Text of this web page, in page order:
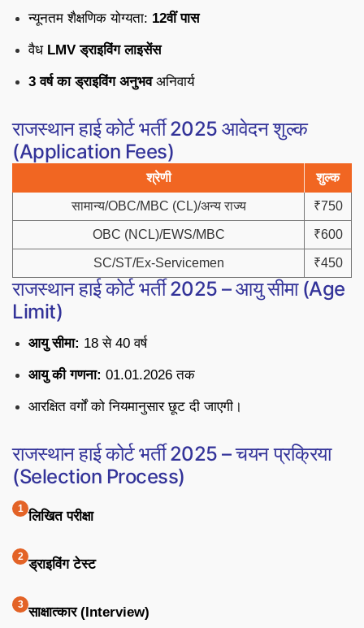
न्यूनतम शैक्षणिक योग्यता: 12वीं पास
वैध LMV ड्राइविंग लाइसेंस
3 वर्ष का ड्राइविंग अनुभवअनिवार्य
राजस्थान हाई कोर्ट भर्ती 2025 आवेदन शुल्क
(Application Fees)
श्रेणी शुल्क
सामान्य/OBC/MBC (CL)/अन्य राज्य ₹750
OBC (NCL)/EWS/MBC ₹600
SC/ST/Ex-Servicemen ₹450
राजस्थान हाई कोर्ट भर्ती 2025 – आयु सीमा (Age
Limit)
आयु सीमा: 18 से 40 वर्ष
आयु की गणना: 01.01.2026 तक
आरक्षित वर्गों को नियमानुसार छूट दी जाएगी।
राजस्थान हाई कोर्ट भर्ती 2025 – चयन प्रक्रिया
(Selection Process)
लिखित परीक्षा
ड्राइविंग टेस्ट
साक्षात्कार (Interview)